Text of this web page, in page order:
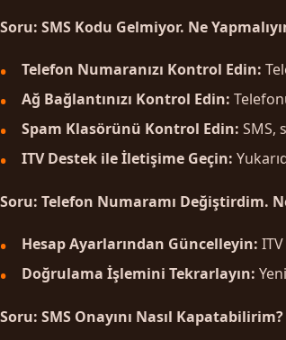
Soru: SMS Kodu Gelmiyor. Ne
Telefon Numaranızı Kontrol Edin:
Ağ Bağlantınızı Kontrol Edin:
Spam Klasörünü Kontrol Edin: SMS,
ITV Destek ile İletişime Geçin:
Soru: Telefon Numaramı Değiştirdim.
Hesap Ayarlarından Güncelleyin:
Doğrulama İşlemini Tekrarlayın:
Soru: SMS Onayını Nasıl Kapatabilirim?